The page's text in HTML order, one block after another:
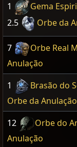
1
Gema
2.5
Orbe da
7 Orbe Real
Anulação
1 Brasão do
Orbe da Anulação
12 Orbe do
Anulação